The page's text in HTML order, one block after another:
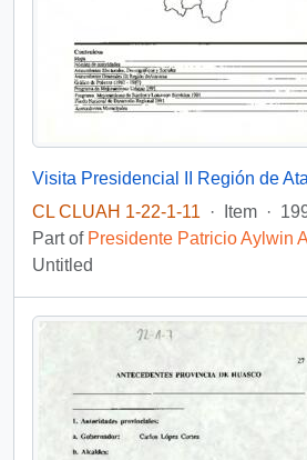
CL CLUAH 1-22-1-11
· Item ·
Part of Presidente Patricio Aylwin
Untitled